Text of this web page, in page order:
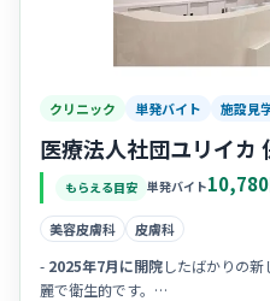
クリニック 単発バイト 施設見
医療法人社団ユリイカ
もらえる目安 単発バイト
美容皮膚科 皮膚科
- 2025年7月に開院したばかりの
麗で衛生的です。